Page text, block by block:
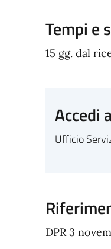
Tempi e
15 gg. dal
Accedi
Ufficio
DPR 3